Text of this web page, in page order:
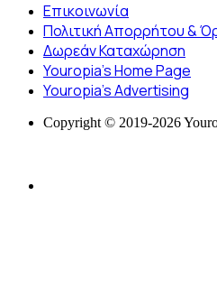
Επικοινωνία
Πολιτική Απορρήτου &
Δωρεάν Καταχώρηση
Youropia’s Home Page
Youropia’s Advertising
Copyright © 2019-2026